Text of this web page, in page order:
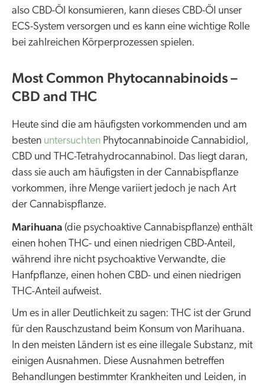
also CBD-Öl konsumieren, kann dieses CBD-Öl unser
ECS-System versorgen und es kann eine wichtige Rolle
bei zahlreichen Körperprozessen spielen.
Most Common Phytocannabinoids –
CBD and THC
Heute sind die am häufigsten vorkommenden und am
besten untersuchten Phytocannabinoide Cannabidiol,
CBD und THC-Tetrahydrocannabinol. Das liegt daran,
dass sie auch am häufigsten in der Cannabispflanze
vorkommen, ihre Menge variiert jedoch je nach Art
der Cannabispflanze.
Marihuana (die psychoaktive Cannabispflanze) enthält
einen hohen THC- und einen niedrigen CBD-Anteil,
während ihre nicht psychoaktive Verwandte, die
Hanfpflanze, einen hohen CBD- und einen niedrigen
THC-Anteil aufweist.
Um es in aller Deutlichkeit zu sagen: THC ist der Grund
für den Rauschzustand beim Konsum von Marihuana.
In den meisten Ländern ist es eine illegale Substanz, mit
einigen Ausnahmen. Diese Ausnahmen betreffen
Behandlungen bestimmter Krankheiten und Leiden, in